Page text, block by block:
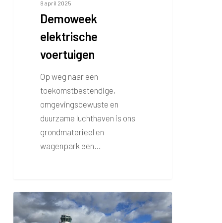
8 april 2025
Demoweek
elektrische
voertuigen
Op weg naar een
toekomstbestendige,
omgevingsbewuste en
duurzame luchthaven is ons
grondmaterieel en
wagenpark een…
Nieuwe